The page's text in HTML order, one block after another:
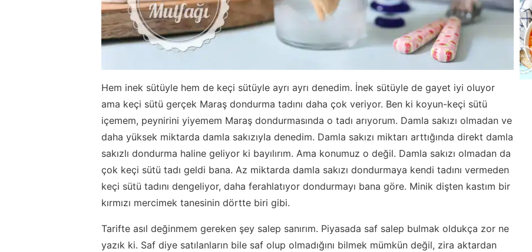
Hem inek sütüyle hem de keçi sütüyle ayrı ayrı denedim. İnek sütüyle de gayet iyi oluyor
ama keçi sütü gerçek Maraş dondurma tadını daha çok veriyor. Ben ki koyun-keçi sütü
içemem, peynirini yiyemem Maraş dondurmasında o tadı arıyorum. Damla sakızı olmadan ve
daha yüksek miktarda damla sakızıyla denedim. Damla sakızı miktarı arttığında direkt damla
sakızlı dondurma haline geliyor ki bayılırım. Ama konumuz o değil. Damla sakızı olmadan da
çok keçi sütü tadı geldi bana. Az miktarda damla sakızı dondurmaya kendi tadını vermeden
keçi sütü tadını dengeliyor, daha ferahlatıyor dondurmayı bana göre. Minik dişten kastım bir
kırmızı mercimek tanesinin dörtte biri gibi.
Tarifte asıl değinmem gereken şey salep sanırım. Piyasada saf salep bulmak oldukça zor ne
yazık ki. Saf diye satılanların bile saf olup olmadığını bilmek mümkün değil, zira aktardan